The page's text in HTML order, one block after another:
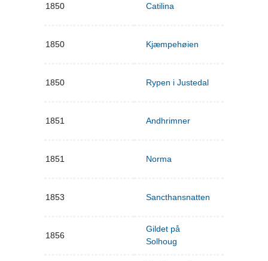
1850 Catilina
1850 Kjæmpehøien
1850 Rypen i Justedal
1851 Andhrimner
1851 Norma
1853 Sancthansnatten
1856
Gildet på
Solhoug